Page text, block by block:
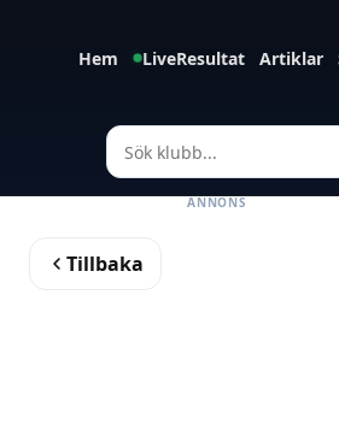
Hem LiveResultat Artiklar
Tillbaka
ANNONS